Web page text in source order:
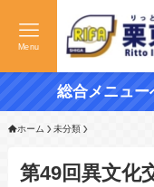
Menu
総合メニュー
ホーム 未分類
第49回異文